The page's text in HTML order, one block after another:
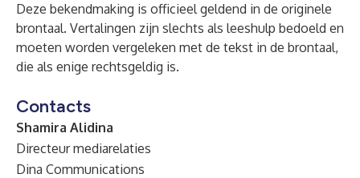
Deze bekendmaking is officieel geldend in de originele
brontaal. Vertalingen zijn slechts als leeshulp bedoeld en
moeten worden vergeleken met de tekst in de brontaal,
die als enige rechtsgeldig is.
Contacts
Shamira Alidina
Directeur mediarelaties
Dina Communications